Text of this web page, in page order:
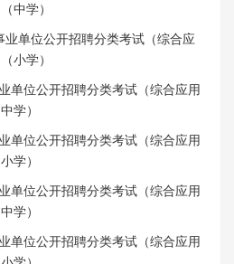
中学）
单位公开招聘分类考试（综合应
小学）
单位公开招聘分类考试（综合应用
学）
单位公开招聘分类考试（综合应用
学）
单位公开招聘分类考试（综合应用
学）
单位公开招聘分类考试（综合应用